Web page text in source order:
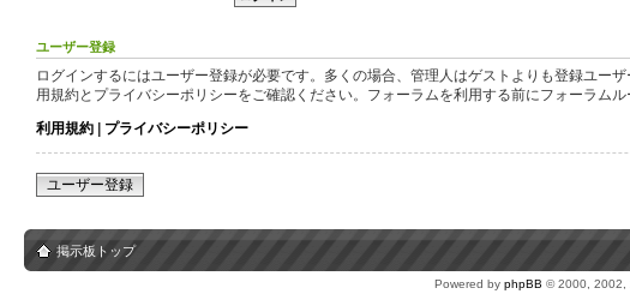
ユーザー登録
ログインするにはユーザー登録が必要です。多くの場合、管理人はゲストよりも登録ユー
用規約とプライバシーポリシーをご確認ください。フォーラムを利用する前にフォーラムル
利用規約 | プライバシーポリシー
ユーザー登録
掲示板トップ
Powered by phpBB © 2000, 2002,